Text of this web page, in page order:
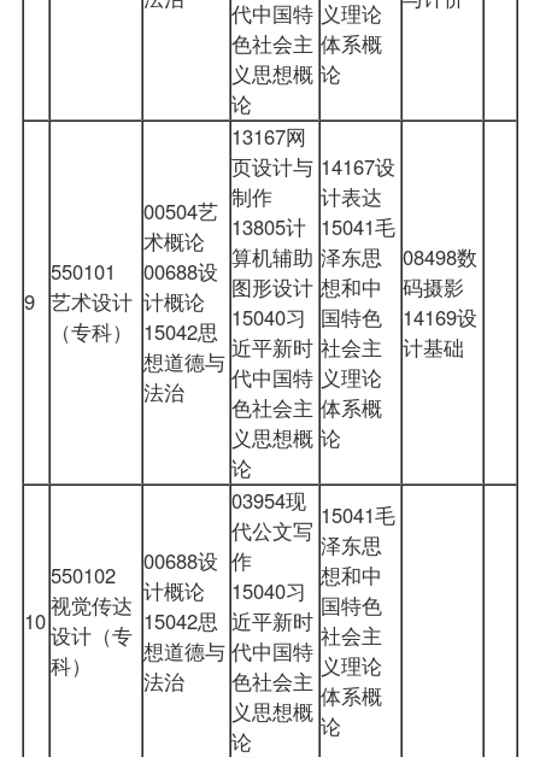
代中国特
色社会主
义思想概
论
义理论
体系概
论
9
550101
艺术设计
（专科）
00504艺
术概论
00688设
计概论
15042思
想道德与
法治
13167网
页设计与
制作
13805计
算机辅助
图形设计
15040习
近平新时
代中国特
色社会主
义思想概
论
14167设
计表达
15041毛
泽东思
想和中
国特色
社会主
义理论
体系概
论
08498数
码摄影
14169设
计基础
10
550102
视觉传达
设计（专
科）
00688设
计概论
15042思
想道德与
法治
03954现
代公文写
作
15040习
近平新时
代中国特
色社会主
义思想概
论
15041毛
泽东思
想和中
国特色
社会主
义理论
体系概
论